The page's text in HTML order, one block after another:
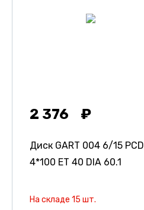
2 376
Диск GART 004 6/15 PCD
4*100 ET 40 DIA 60.1
На складе 15 шт.